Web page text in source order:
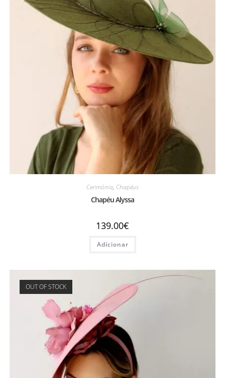
Cerimónia, Chapéus
Chapéu Alyssa
139.00€
Adicionar
OUT OF STOCK